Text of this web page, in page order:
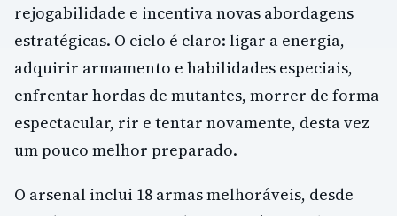
rejogabilidade e incentiva novas abordagens
estratégicas. O ciclo é claro: ligar a energia,
adquirir armamento e habilidades especiais,
enfrentar hordas de mutantes, morrer de forma
espectacular, rir e tentar novamente, desta vez
um pouco melhor preparado.
O arsenal inclui 18 armas melhoráveis, desde